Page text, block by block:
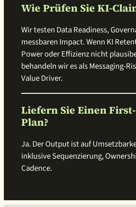
Wie Prüfen Sie KI-
Wir testen Data Readiness,
messbaren Impact. Wenn KI
Power oder Effizienz nicht
behandeln wir es als Messaging-
Value Driver.
Liefern Sie Einen
Plan?
Ja. Der Output ist auf
inklusive Sequenzierung,
Cadence.